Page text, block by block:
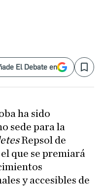
El Debate en Save
ha sido
sede para la
Repsol de
que se premiará
y accesibles de